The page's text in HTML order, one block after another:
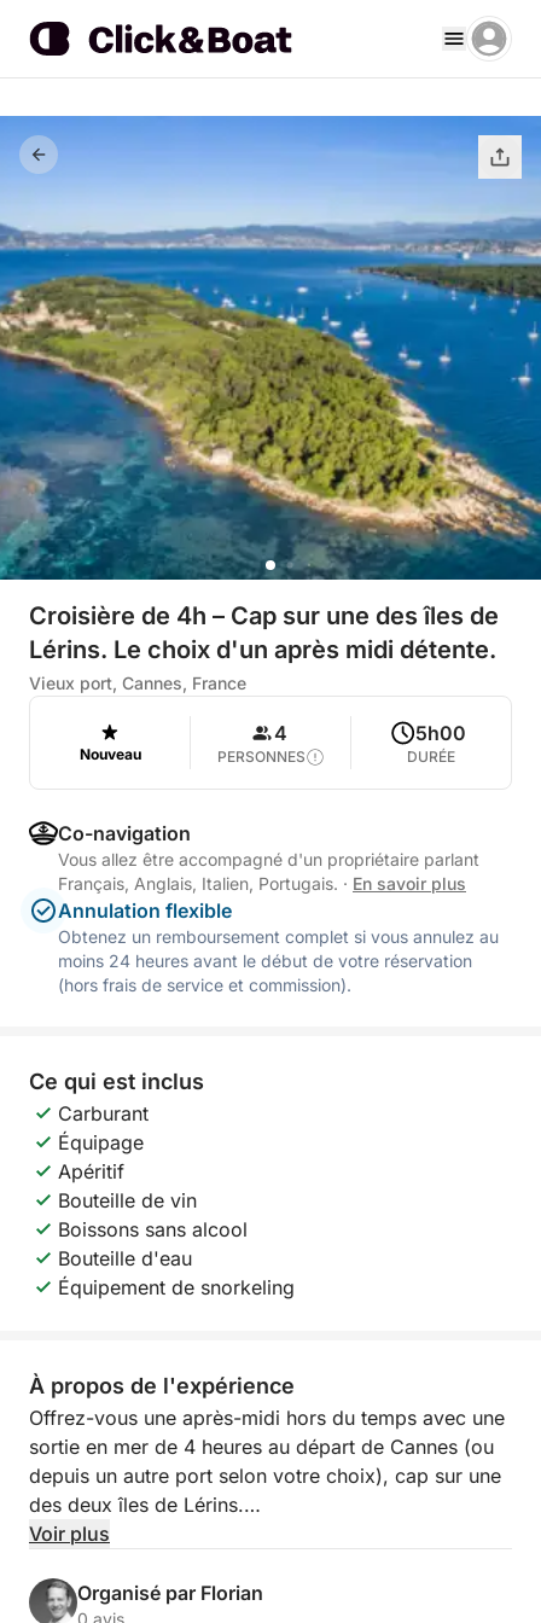
Croisière de 4h – Cap sur une des îles de
Lérins. Le choix d'un après midi détente.
Vieux port, Cannes, France
Nouveau
4
PERSONNES
5h00
DURÉE
Co-navigation
Vous allez être accompagné d'un propriétaire parlant
Français, Anglais, Italien, Portugais. · En savoir plus
Annulation flexible
Obtenez un remboursement complet si vous annulez au
moins 24 heures avant le début de votre réservation
(hors frais de service et commission).
Ce qui est inclus
Carburant
Équipage
Apéritif
Bouteille de vin
Boissons sans alcool
Bouteille d'eau
Équipement de snorkeling
À propos de l'expérience
Offrez-vous une après-midi hors du temps avec une
sortie en mer de 4 heures au départ de Cannes (ou
depuis un autre port selon votre choix), cap sur une
des deux îles de Lérins.
Côte d’Azur, baignade dans des criques préservées
Voir plus
Organisé par Florian
0 avis